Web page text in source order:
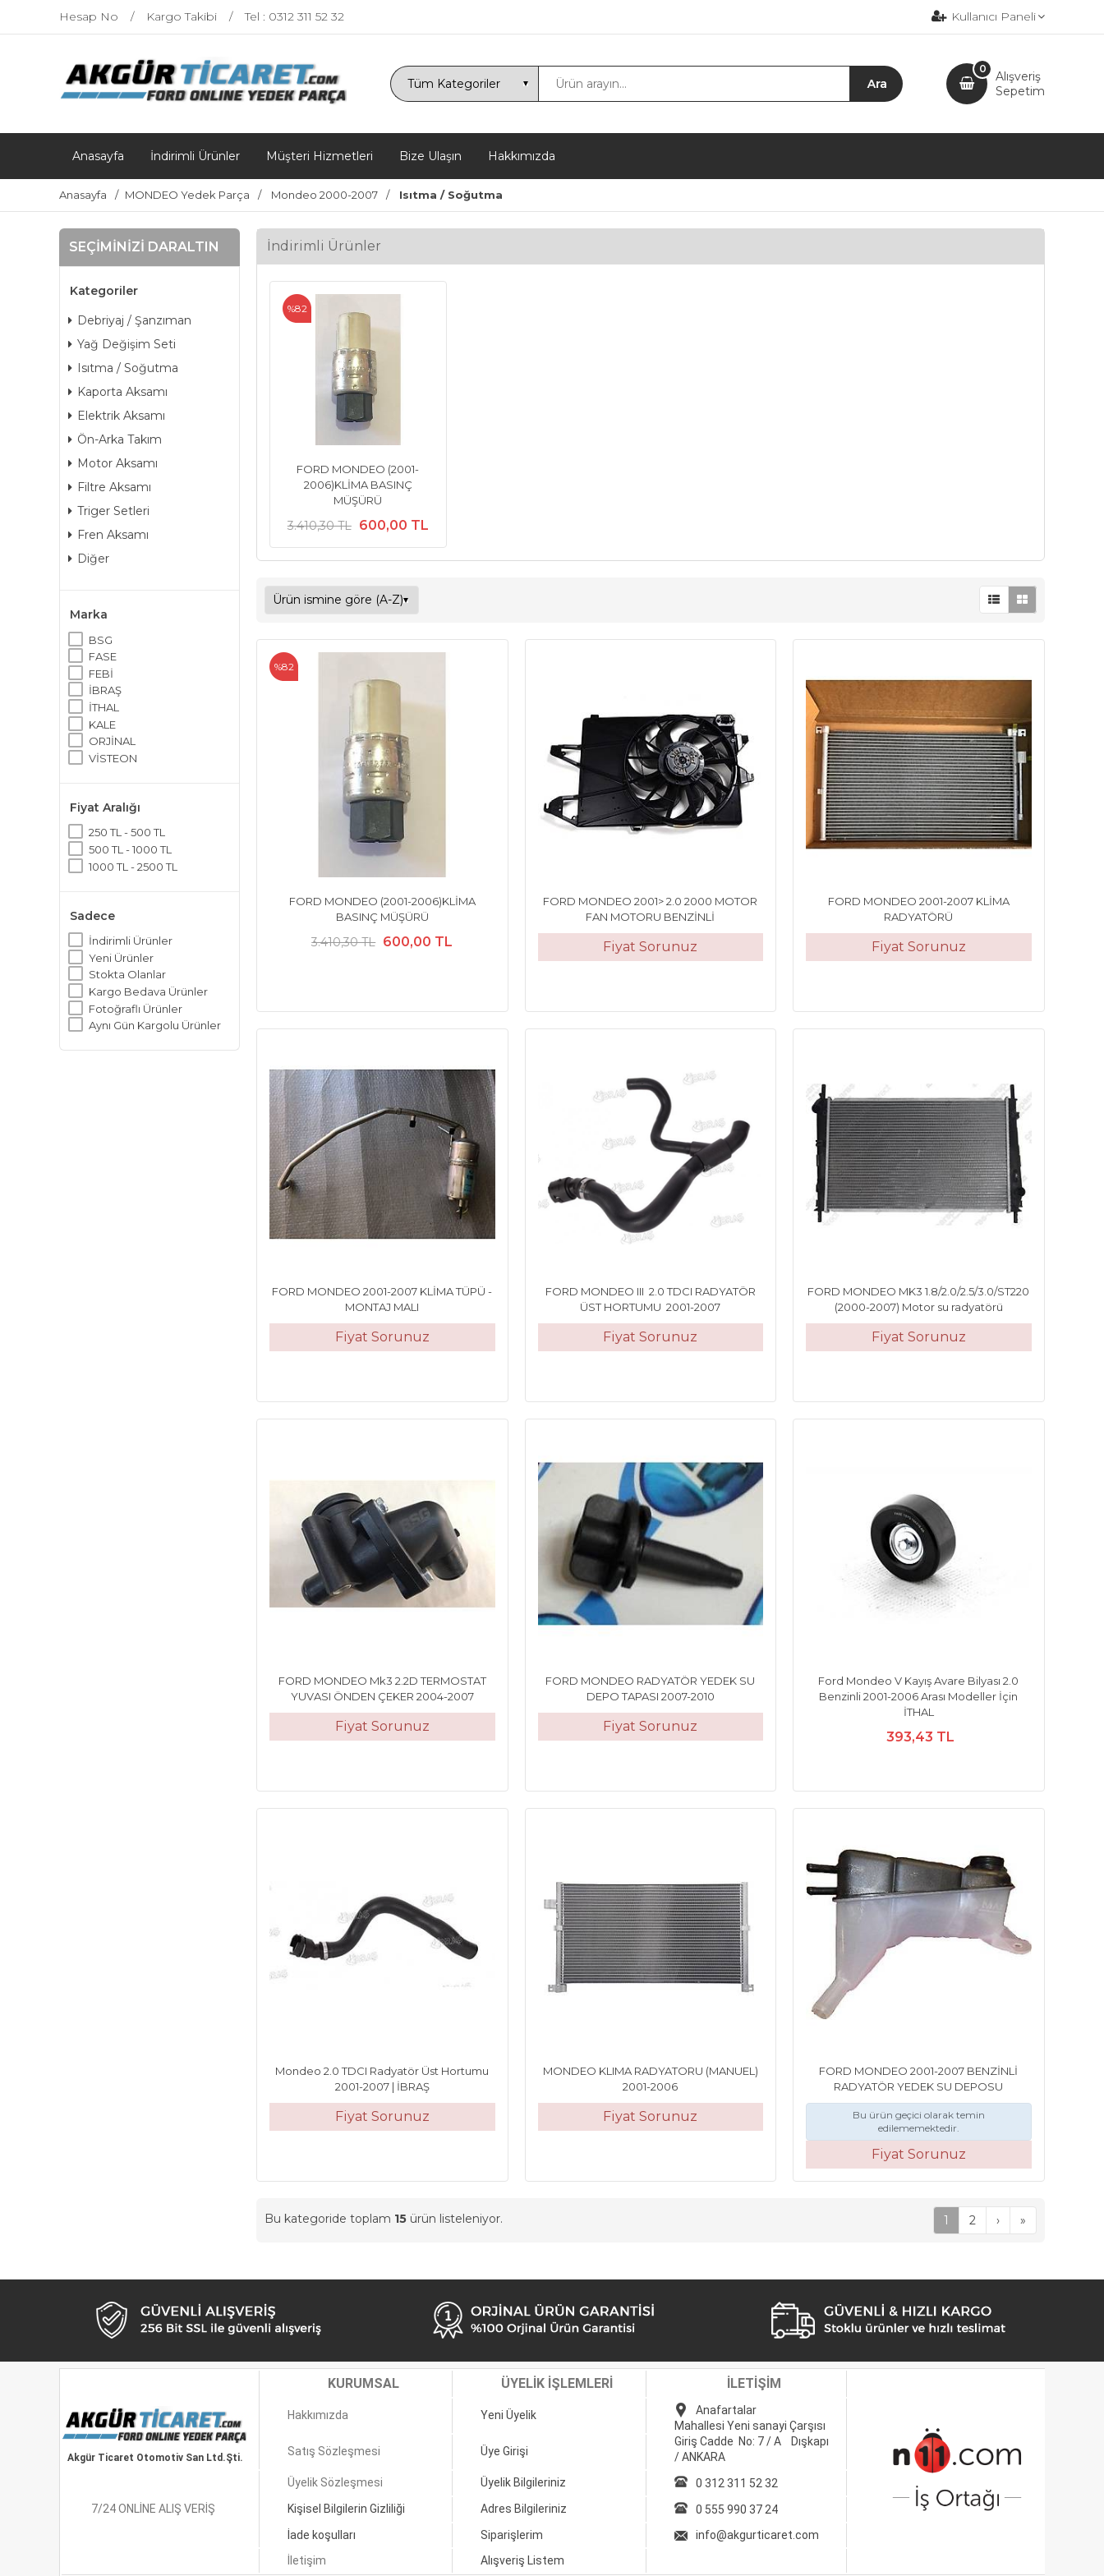
Hesap No Kargo Takibi Tel : 0312 311 52 32 Kullanıcı Paneli
Alışveriş
Sepetim
0
Anasayfa İndirimli Ürünler Müşteri Hizmetleri Bize Ulaşın Hakkımızda
Anasayfa MONDEO Yedek Parça Mondeo 2000-2007 Isıtma / Soğutma
SEÇIMINIZI DARALTIN
Kategoriler
Debriyaj / Şanzıman
Yağ Değişim Seti
Isıtma / Soğutma
Kaporta Aksamı
Elektrik Aksamı
Ön-Arka Takım
Motor Aksamı
Filtre Aksamı
Triger Setleri
Fren Aksamı
Diğer
Marka
BSG
FASE
FEBİ
İBRAŞ
İTHAL
KALE
ORJİNAL
VİSTEON
Fiyat Aralığı
250 TL - 500 TL
500 TL - 1000 TL
1000 TL - 2500 TL
Sadece
İndirimli Ürünler
Yeni Ürünler
Stokta Olanlar
Kargo Bedava Ürünler
Fotoğraflı Ürünler
Aynı Gün Kargolu Ürünler
İndirimli Ürünler
FORD MONDEO (2001-
2006)KLİMA BASINÇ
MÜŞÜRÜ
3.410,30 TL 600,00 TL
%82
FORD MONDEO (2001-2006)KLİMA
BASINÇ MÜŞÜRÜ
3.410,30 TL 600,00 TL
%82
FORD MONDEO 2001> 2.0 2000 MOTOR
FAN MOTORU BENZİNLİ
Fiyat Sorunuz
FORD MONDEO 2001-2007 KLİMA
RADYATÖRÜ
Fiyat Sorunuz
FORD MONDEO 2001-2007 KLİMA TÜPÜ -
MONTAJ MALI
Fiyat Sorunuz
FORD MONDEO III 2.0 TDCI RADYATÖR
ÜST HORTUMU 2001-2007
Fiyat Sorunuz
FORD MONDEO MK3 1.8/2.0/2.5/3.0/ST220
(2000-2007) Motor su radyatörü
Fiyat Sorunuz
FORD MONDEO Mk3 2.2D TERMOSTAT
YUVASI ÖNDEN ÇEKER 2004-2007
Fiyat Sorunuz
FORD MONDEO RADYATÖR YEDEK SU
DEPO TAPASI 2007-2010
Fiyat Sorunuz
Ford Mondeo V Kayış Avare Bilyası 2.0
Benzinli 2001-2006 Arası Modeller İçin
İTHAL
393,43 TL
Mondeo 2.0 TDCI Radyatör Üst Hortumu
2001-2007 | İBRAŞ
Fiyat Sorunuz
MONDEO KLIMA RADYATORU (MANUEL)
2001-2006
Fiyat Sorunuz
FORD MONDEO 2001-2007 BENZİNLİ
RADYATÖR YEDEK SU DEPOSU
Bu ürün geçici olarak temin
edilememektedir.
Fiyat Sorunuz
Bu kategoride toplam 15 ürün listeleniyor. 1 2 › »
Akgür Ticaret Otomotiv San Ltd.Şti.
KURUMSAL ÜYELİK İŞLEMLERİ İLETİŞİM
Hakkımızda Yeni Üyelik
Anafartalar
Mahallesi Yeni sanayi Çarşısı
Giriş Cadde No: 7 / A Dışkapı
/ ANKARA
Satış Sözleşmesi Üye Girişi
7/24 ONLİNE ALIŞ VERİŞ
Üyelik Sözleşmesi Üyelik Bilgileriniz
0 312 311 52 32
Kişisel Bilgilerin Gizliliği
Adres Bilgileriniz
0 555 990 37 24
İade koşulları
Siparişlerim
info@akgurticaret.com
İletişim
Alışveriş Listem